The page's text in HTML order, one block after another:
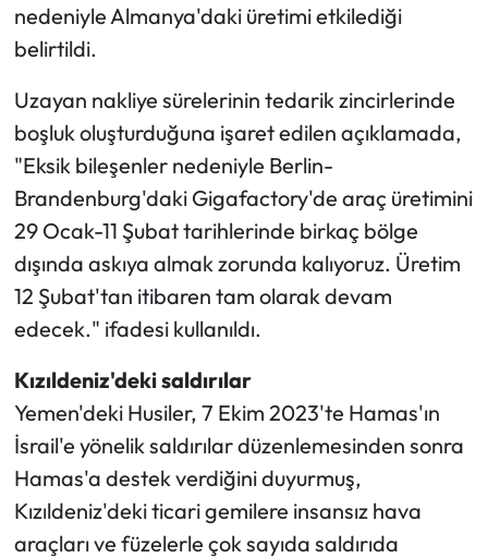
nedeniyle Almanya'daki üretimi etkilediği
belirtildi.
Uzayan nakliye sürelerinin tedarik zincirlerinde
boşluk oluşturduğuna işaret edilen açıklamada,
"Eksik bileşenler nedeniyle Berlin-
Brandenburg'daki Gigafactory'de araç üretimini
29 Ocak-11 Şubat tarihlerinde birkaç bölge
dışında askıya almak zorunda kalıyoruz. Üretim
12 Şubat'tan itibaren tam olarak devam
edecek." ifadesi kullanıldı.
Kızıldeniz'deki saldırılar
Yemen'deki Husiler, 7 Ekim 2023'te Hamas'ın
İsrail'e yönelik saldırılar düzenlemesinden sonra
Hamas'a destek verdiğini duyurmuş,
Kızıldeniz'deki ticari gemilere insansız hava
araçları ve füzelerle çok sayıda saldırıda